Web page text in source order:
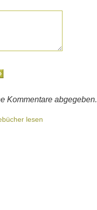
Kommentare abgegeben.
lesen